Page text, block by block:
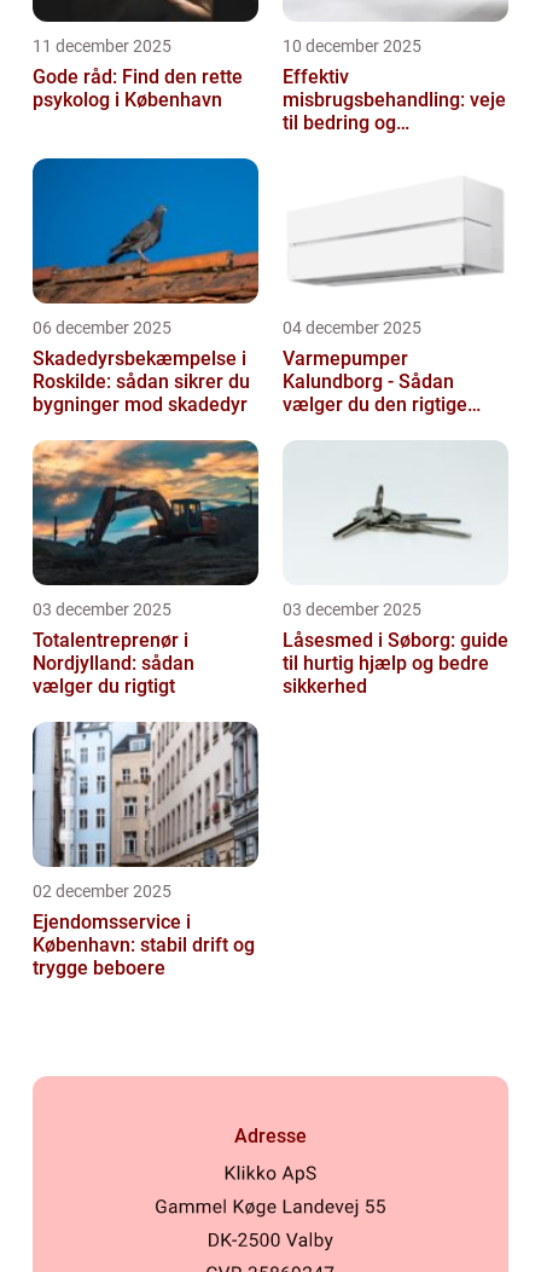
11 december 2025
Gode råd: Find den rette
psykolog i København
10 december 2025
Effektiv
misbrugsbehandling: veje
til bedring og
06 december 2025
Skadedyrsbekæmpelse i
Roskilde: sådan sikrer du
bygninger mod skadedyr
04 december 2025
Varmepumper
Kalundborg - Sådan
vælger du den rigtige
03 december 2025
Totalentreprenør i
Nordjylland: sådan
vælger du rigtigt
03 december 2025
Låsesmed i Søborg: guide
til hurtig hjælp og bedre
sikkerhed
02 december 2025
Ejendomsservice i
København: stabil drift og
trygge beboere
Adresse